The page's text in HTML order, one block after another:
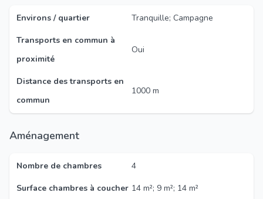
Environs / quartier
Tranquille; Campagne
Transports en commun à
proximité
Oui
Distance des transports en
commun
1000 m
Aménagement
Nombre de chambres
4
Surface chambres à coucher 14 m²; 9 m²; 14 m²